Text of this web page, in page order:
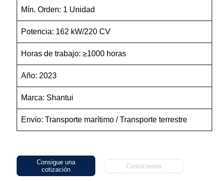
Mín. Orden: 1 Unidad
Potencia: 162 kW/220 CV
Horas de trabajo: ≥1000 horas
Año: 2023
Marca: Shantui
Envío: Transporte marítimo / Transporte terrestre
Consigue una
cotización
Contáctenos